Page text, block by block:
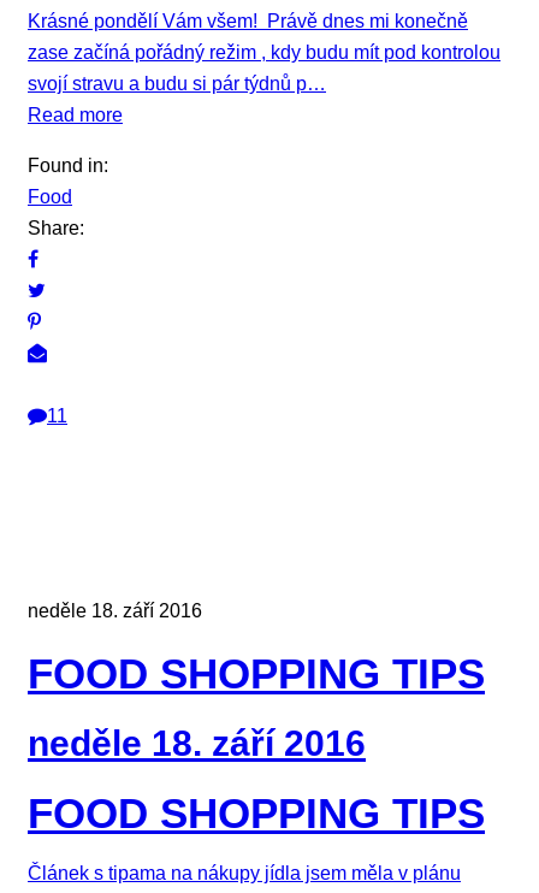
Krásné pondělí Vám všem! Právě dnes mi konečně
zase začíná pořádný režim , kdy budu mít pod kontrolou
svojí stravu a budu si pár týdnů p…
Read more
Found in:
Food
Share:
11
neděle 18. září 2016
FOOD SHOPPING TIPS
neděle 18. září 2016
FOOD SHOPPING TIPS
Článek s tipama na nákupy jídla jsem měla v plánu